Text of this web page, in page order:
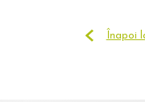
Înapoi